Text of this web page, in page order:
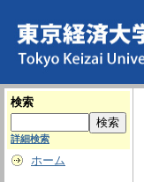
検索
詳細検索
ホーム